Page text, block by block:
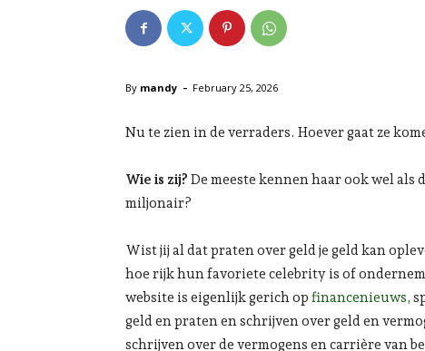
By mandy - February 25, 2026
Nu te zien in de verraders. Hoever gaat ze
Wie is zij? De meeste kennen haar ook wel als
miljonair?
Wist jij al dat praten over geld je geld kan
hoe rijk hun favoriete celebrity is of
website is eigenlijk gerich op financenieuws,
geld en praten en schrijven over geld en
schrijven over de vermogens en carrière van